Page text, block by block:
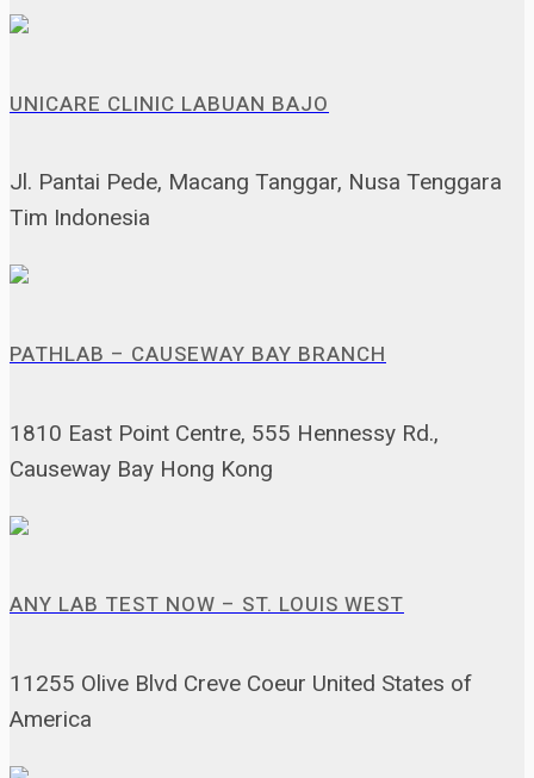
UNICARE CLINIC LABUAN BAJO
Jl. Pantai Pede, Macang Tanggar, Nusa Tenggara
Tim Indonesia
PATHLAB – CAUSEWAY BAY BRANCH
1810 East Point Centre, 555 Hennessy Rd.,
Causeway Bay Hong Kong
ANY LAB TEST NOW – ST. LOUIS WEST
11255 Olive Blvd Creve Coeur United States of
America